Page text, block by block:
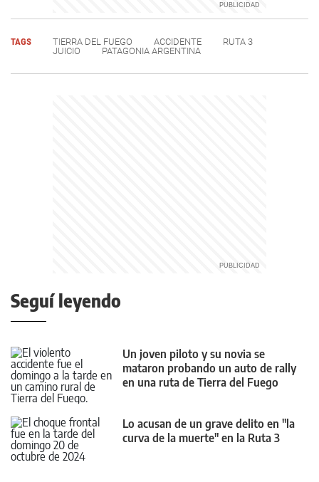
TAGS TIERRA DEL FUEGO ACCIDENTE
RUTA 3
JUICIO
PATAGONIA ARGENTINA
Seguí leyendo
Un joven piloto y su novia se
mataron probando un auto de rally
en una ruta de Tierra del Fuego
Lo acusan de un grave delito en "la
curva de la muerte" en la Ruta 3